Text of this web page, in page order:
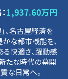
1,937.60万円
、名古屋経済を
かな都市機能を、
る快適さ、躍動感
たな時代の幕開
な日常へ。